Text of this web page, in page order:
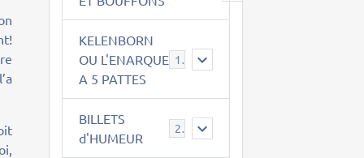
KELENBORN
OU L'ENARQUE
A 5 PATTES
14
BILLETS
d'HUMEUR
2